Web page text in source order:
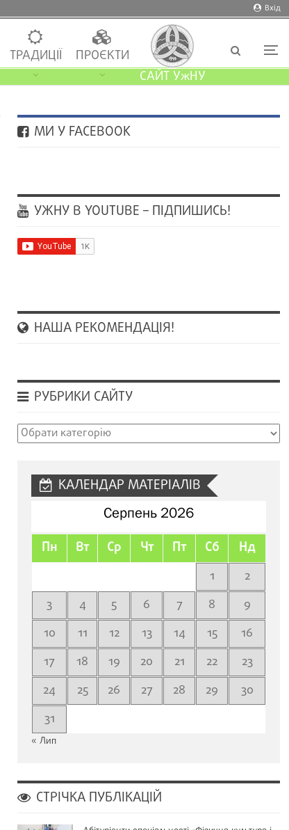
Вхід
ТРАДИЦІЇ
ПРОЄКТИ
САЙТ УжНУ
МИ У FACEBOOK
УЖНУ В YOUTUBE – ПІДПИШИСЬ!
НАША РЕКОМЕНДАЦІЯ!
РУБРИКИ САЙТУ
Рубрики
КАЛЕНДАР МАТЕРІАЛІВ
Серпень 2026
Пн Вт Ср Чт Пт Сб Нд
1
2
3
4 5 6 7 8
9
10
11 12 13 14 15
16
17
18 19 20 21 22
23
24
25 26 27 28 29
30
31
« Лип
СТРІЧКА ПУБЛІКАЦІЙ